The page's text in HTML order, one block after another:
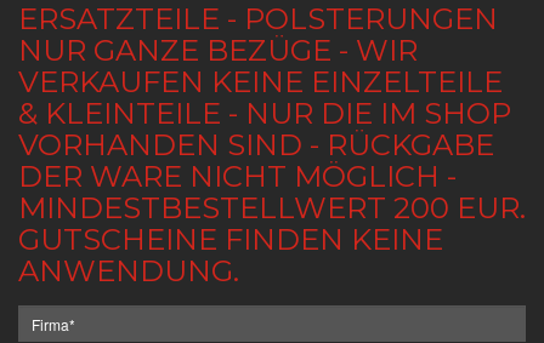
ERSATZTEILE - POLSTERUNGEN
NUR GANZE BEZÜGE - WIR
VERKAUFEN KEINE EINZELTEILE
& KLEINTEILE - NUR DIE IM SHOP
VORHANDEN SIND - RÜCKGABE
DER WARE NICHT MÖGLICH -
MINDESTBESTELLWERT 200 EUR.
GUTSCHEINE FINDEN KEINE
ANWENDUNG.